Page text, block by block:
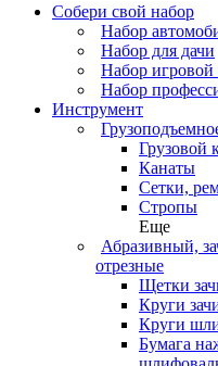
Собери свой набор
Набор
Набор для дачи
Набор игровой
Набор
Инструмент
Грузовой
Канаты
Сетки,
Стропы
Еще
Абразивный,
отрезные
Щетки
Круги
Круги
Бумага